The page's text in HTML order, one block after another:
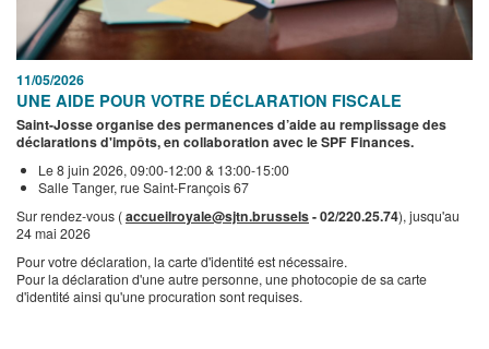
11/05/2026
UNE AIDE POUR VOTRE DÉCLARATION FISCALE
Saint-Josse organise des permanences d’aide au remplissage des
déclarations d'impôts, en collaboration avec le SPF Finances.
Le 8 juin 2026, 09:00-12:00 & 13:00-15:00
Salle Tanger, rue Saint-François 67
Sur rendez-vous (accueilroyale@sjtn.brussels- 02/220.25.74), jusqu'au
24 mai 2026
Pour votre déclaration, la carte d'identité est nécessaire.
Pour la déclaration d'une autre personne, une photocopie de sa carte
d'identité ainsi qu'une procuration sont requises.